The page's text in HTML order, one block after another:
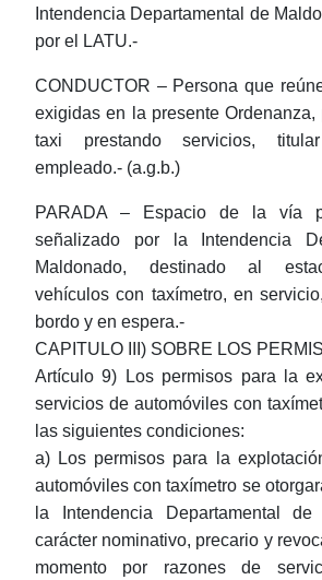
Intendencia Departamental de
por el LATU.-
CONDUCTOR – Persona que
exigidas en la presente Ordenanza,
taxi prestando servicios,
empleado.- (a.g.b.)
PARADA – Espacio de la vía
señalizado por la Intendencia
Maldonado, destinado al
vehículos con taxímetro, en
bordo y en espera.-
CAPITULO III) SOBRE LOS
Artículo 9) Los permisos para la
servicios de automóviles con
las siguientes condiciones:
a) Los permisos para la
automóviles con taxímetro se
la Intendencia Departamental
carácter nominativo, precario y
momento por razones de